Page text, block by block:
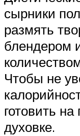
сырники
размять
блендером
Чтобы не
готовить
духовке.